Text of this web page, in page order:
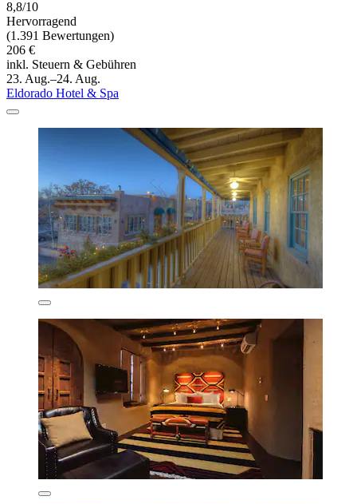
8,8/10
Hervorragend
(1.391 Bewertungen)
206 €
inkl. Steuern & Gebühren
23. Aug.–24. Aug.
Eldorado Hotel & Spa